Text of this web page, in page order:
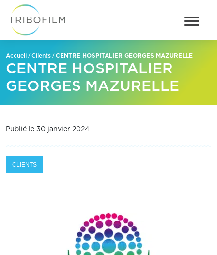
Accueil /Clients /CENTRE HOSPITALIER GEORGES MAZURELLE
CENTRE HOSPITALIER
GEORGES MAZURELLE
Publié le 30 janvier 2024
CLIENTS